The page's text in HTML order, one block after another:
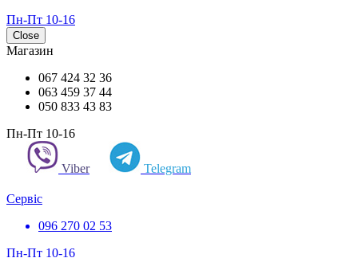
Пн-Пт 10-16
Close
Магазин
067 424 32 36
063 459 37 44
050 833 43 83
Пн-Пт 10-16
Viber Telegram
Сервіс
096 270 02 53
Пн-Пт 10-16